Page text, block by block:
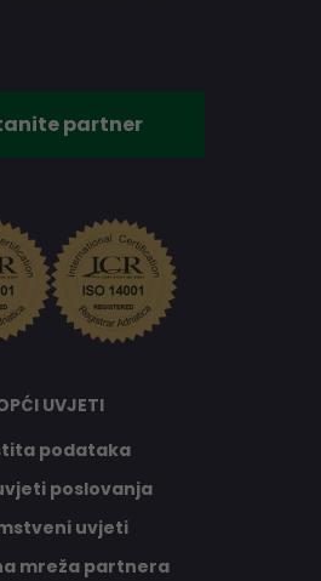
partner
UVJETI
podataka
poslovanja
uvjeti
mreža partnera